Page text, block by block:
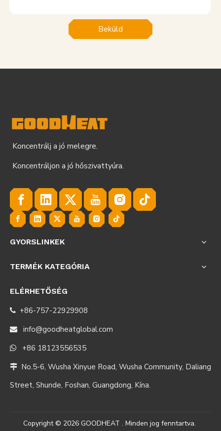
Beküld
Koncentrálj a jó melegre.
Koncentráljon a jó hőszivattyúra.
GYORSLINKEK
TERMÉK KATEGÓRIA
ELÉRHETŐSÉG
 +86-757-22929908
 info@goodheatglobal.com
 +86 18123556535
 No.5-6, Wusha Xinyue Road, Wusha Community, Daliang
Street, Shunde, Foshan, Guangdong, Kína.
Copyright © 2026 GOODHEAT . Minden jog fenntartva.